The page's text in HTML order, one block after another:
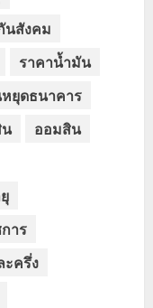
นสังคม
ราคาน้ำมัน
ยุดธนาคาร
ออมสิน
าร
ะครึ่ง